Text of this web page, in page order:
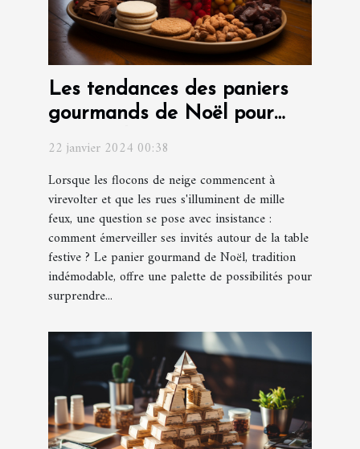
Les tendances des paniers
gourmands de Noël pour
surprendre vos invités
22 janvier 2024 00:38
Lorsque les flocons de neige commencent à
virevolter et que les rues s'illuminent de mille
feux, une question se pose avec insistance :
comment émerveiller ses invités autour de la table
festive ? Le panier gourmand de Noël, tradition
indémodable, offre une palette de possibilités pour
surprendre...